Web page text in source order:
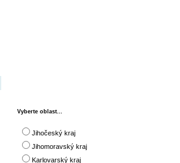
Vyberte oblast...
Jihočeský kraj
Jihomoravský kraj
Karlovarský kraj